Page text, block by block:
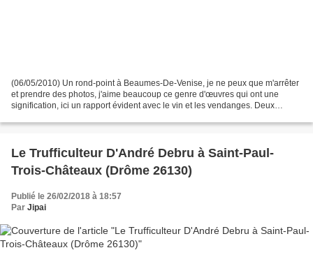
(06/05/2010) Un rond-point à Beaumes-De-Venise, je ne peux que m'arrêter
et prendre des photos, j'aime beaucoup ce genre d'œuvres qui ont une
signification, ici un rapport évident avec le vin et les vendanges. Deux
Le Trufficulteur D'André Debru à Saint-Paul-
Trois-Châteaux (Drôme 26130)
Publié le 26/02/2018 à 18:57
Par Jipai